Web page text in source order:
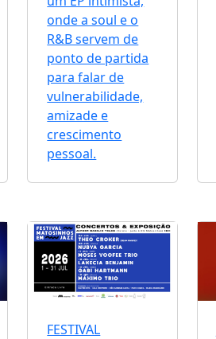
onde a soul e o
R&B servem de
ponto de partida
para falar de
vulnerabilidade,
amizade e
crescimento
pessoal.
FESTIVAL